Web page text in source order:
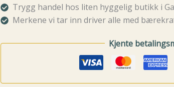
Trygg handel hos liten hyggelig butikk i
Merkene vi tar inn driver alle med
Kjente